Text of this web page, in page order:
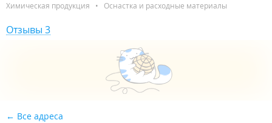
Химическая продукция • Оснастка и расходные материалы
Отзывы 3
Все адреса